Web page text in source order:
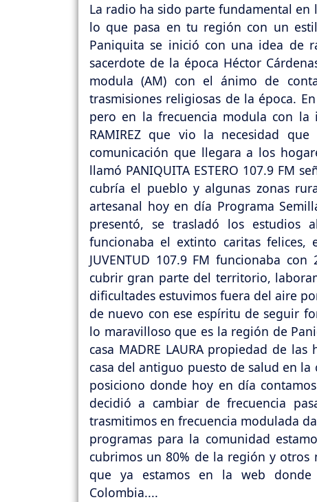
La radio ha sido parte fundamental
lo que pasa en tu región con un
Paniquita se inició con una idea de
sacerdote de la época Héctor
modula (AM) con el ánimo de
trasmisiones religiosas de la época.
pero en la frecuencia modula con la
RAMIREZ que vio la necesidad
comunicación que llegara a los
llamó PANIQUITA ESTERO 107.9 FM
cubría el pueblo y algunas zonas
artesanal hoy en día Programa
presentó, se trasladó los estudios
funcionaba el extinto caritas felices,
JUVENTUD 107.9 FM funcionaba
cubrir gran parte del territorio,
dificultades estuvimos fuera del aire
de nuevo con ese espíritu de seguir
lo maravilloso que es la región de
casa MADRE LAURA propiedad de
casa del antiguo puesto de salud en
posiciono donde hoy en día
decidió a cambiar de frecuencia
trasmitimos en frecuencia modulada
programas para la comunidad
cubrimos un 80% de la región y
que ya estamos en la web
Colombia....